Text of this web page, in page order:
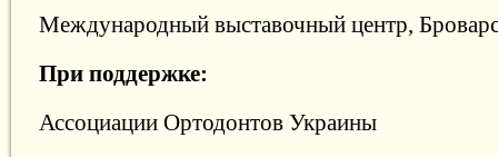
Международный выставочный центр,
При поддержке:
Ассоциации Ортодонтов Украины